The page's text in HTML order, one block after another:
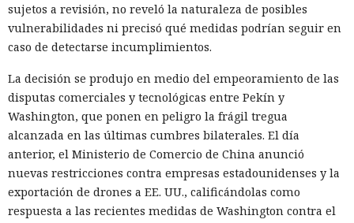
sujetos a revisión, no reveló la naturaleza de posibles
vulnerabilidades ni precisó qué medidas podrían seguir en
caso de detectarse incumplimientos.
La decisión se produjo en medio del empeoramiento de las
disputas comerciales y tecnológicas entre Pekín y
Washington, que ponen en peligro la frágil tregua
alcanzada en las últimas cumbres bilaterales. El día
anterior, el Ministerio de Comercio de China anunció
nuevas restricciones contra empresas estadounidenses y la
exportación de drones a EE. UU., calificándolas como
respuesta a las recientes medidas de Washington contra el
El sonado hackeo a Snowflake
no quedó impune: detenido el
autor, ya espera sentencia en
una celda.
10:34 / 07.08.2026
Hombre podría afrontar hasta 32 años de prisión por filtrar
secretos de 165 empresas.